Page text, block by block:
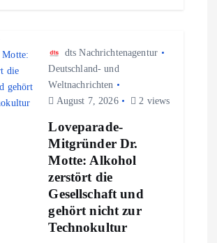
dts Nachrichtenagentur
Deutschland- und
Weltnachrichten
August 7, 2026
2 views
Loveparade-
Mitgründer Dr.
Motte: Alkohol
zerstört die
Gesellschaft und
gehört nicht zur
Technokultur